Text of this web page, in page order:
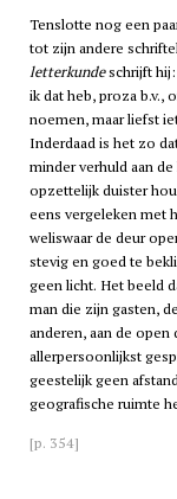
Tenslotte nog een
tot zijn andere
letterkundeschrijft hij:
ik dat heb, proza b.v.,
noemen, maar liefst
Inderdaad is het zo
minder verhuld aan
opzettelijk duister
eens vergeleken met
weliswaar de deur
stevig en goed te
geen licht. Het beeld
man die zijn gasten,
anderen, aan de
allerpersoonlijkst
geestelijk geen
geografische ruimte
[p. 354]